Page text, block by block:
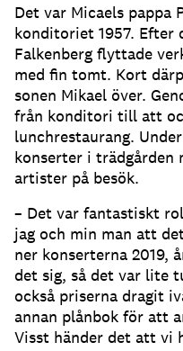
Det var Micaels pappa
konditoriet 1957.
Falkenberg flyttade
med fin tomt. Kort
sonen Mikael över.
från konditori till att
lunchrestaurang.
konserter i trädgården
artister på besök.
– Det var fantastiskt
jag och min man att
ner konserterna 2019,
det sig, så det var lite
också priserna dragit
annan plånbok för att
Visst händer det att vi